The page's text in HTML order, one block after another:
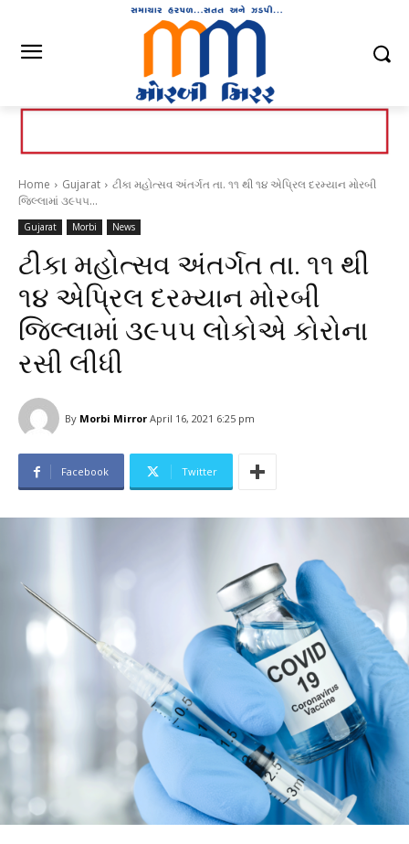
Home Gujarat
ટીકા મહોત્સવ અંતર્ગત તા. ૧૧ થી ૧૪ એપ્રિલ દરમ્યાન મોરબી
જિલ્લામાં ૩૯૫૫...
Gujarat Morbi News
ટીકા મહોત્સવ અંતર્ગત તા. ૧૧ થી
૧૪ એપ્રિલ દરમ્યાન મોરબી
જિલ્લામાં ૩૯૫૫ લોકોએ કોરોના
રસી લીધી
By Morbi Mirror April 16, 2021 6:25 pm
Facebook Twitter